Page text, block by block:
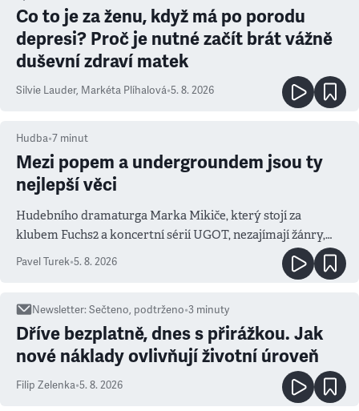
Co to je za ženu, když má po porodu
depresi? Proč je nutné začít brát vážně
duševní zdraví matek
Silvie Lauder, Markéta Plíhalová•5. 8. 2026
Hudba•7 minut
Mezi popem a undergroundem jsou ty
nejlepší věci
Hudebního dramaturga Marka Mikiče, který stojí za
klubem Fuchs2 a koncertní sérií UGOT, nezajímají žánry,
ale atmosféra
Pavel Turek•5. 8. 2026
Newsletter:Sečteno, podtrženo•3 minuty
Dříve bezplatně, dnes s přirážkou. Jak
nové náklady ovlivňují životní úroveň
Filip Zelenka•5. 8. 2026